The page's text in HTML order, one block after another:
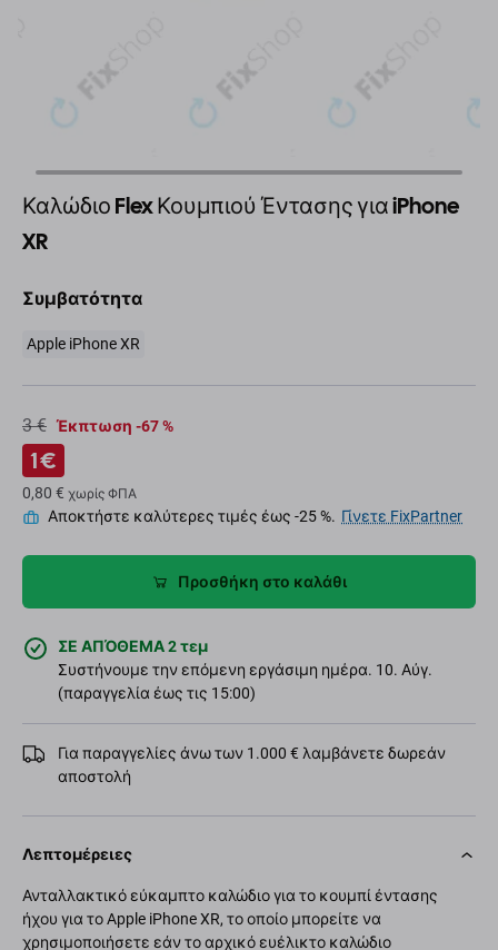
Καλώδιο Flex Κουμπιού Έντασης για iPhone
XR
Συμβατότητα
Apple iPhone XR
3 € Έκπτωση -67 %
1 €
0,80 € χωρίς ΦΠΑ
Αποκτήστε καλύτερες τιμές έως -25 %. Γίνετε FixPartner
Προσθήκη στο καλάθι
ΣΕ ΑΠΌΘΕΜΑ 2 τεμ
Συστήνουμε την επόμενη εργάσιμη ημέρα. 10. Αύγ.
(παραγγελία έως τις 15:00)
Για παραγγελίες άνω των 1.000 € λαμβάνετε δωρεάν
αποστολή
Λεπτομέρειες
Ανταλλακτικό εύκαμπτο καλώδιο για το κουμπί έντασης
ήχου για το Apple iPhone XR, το οποίο μπορείτε να
χρησιμοποιήσετε εάν το αρχικό ευέλικτο καλώδιο